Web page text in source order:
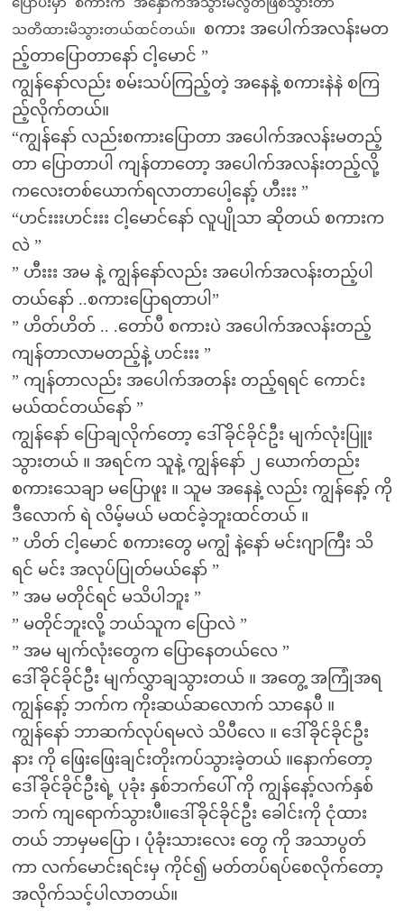
သတိထားမိသွားတယ်ထင်တယ်။ စကား အပေါက်အလန်းမတ
ည့်တာပြောတာနော် ငါ့မောင် ”
ကျွန်နော်လည်း စမ်းသပ်ကြည့်တဲ့ အနေနဲ့ စကားနဲနဲ စကြ
ည့်လိုက်တယ်။
“ကျွန်နော် လည်းစကားပြောတာ အပေါက်အလန်းမတည့်
တာ ပြောတာပါ ကျန်တာတော့ အပေါက်အလန်းတည့်လို့
ကလေးတစ်ယောက်ရလာတာပေါ့နော့် ဟီးးး ”
“ဟင်းးးဟင်းးး ငါ့မောင်နော် လူပျိုသာ ဆိုတယ် စကားက
လဲ ”
” ဟီးးး အမ နဲ့ ကျွန်နော်လည်း အပေါက်အလန်းတည့်ပါ
တယ်နော် ..စကားပြောရတာပါ”
” ဟိတ်ဟိတ် .. .တော်ပီ စကားပဲ အပေါက်အလန်းတည့်
ကျန်တာလာမတည့်နဲ့ ဟင်းးး ”
” ကျန်တာလည်း အပေါက်အတန်း တည့်ရရင် ကောင်း
မယ်ထင်တယ်နော် ”
ကျွန်နော် ပြောချလိုက်တော့ ဒေါ်ခိုင်ခိုင်ဦး မျက်လုံးပြူး
သွားတယ် ။ အရင်က သူနဲ့ ကျွန်နော် ၂ ယောက်တည်း
စကားသေချာ မပြောဖူး ။ သူမ အနေနဲ့ လည်း ကျွန်နော့် ကို
ဒီလောက် ရဲ လိမ့်မယ် မထင်ခဲ့ဘူးထင်တယ် ။
” ဟိတ် ငါ့မောင် စကားတွေ မကျွံ နဲ့နော် မင်းဂျာကြီး သိ
ရင် မင်း အလုပ်ပြုတ်မယ်နော် ”
” အမ မတိုင်ရင် မသိပါဘူး ”
” မတိုင်ဘူးလို့ ဘယ်သူက ပြောလဲ ”
” အမ မျက်လုံးတွေက ပြောနေတယ်လေ ”
ဒေါ်ခိုင်ခိုင်ဦး မျက်လွှာချသွားတယ် ။ အတွေ့ အကြုံအရ
ကျွန်နော့် ဘက်က ကိုးဆယ်ဆလောက် သာနေပီ ။
ကျွန်နော် ဘာဆက်လုပ်ရမလဲ သိပီလေ ။ ဒေါ်ခိုင်ခိုင်ဦး
နား ကို ဖြေးဖြေးချင်းတိုးကပ်သွားခဲ့တယ် ။နောက်တော့
ဒေါ်ခိုင်ခိုင်ဦးရဲ့ ပုခုံး နှစ်ဘက်ပေါ် ကို ကျွန်နော့်လက်နှစ်
ဘက် ကျရောက်သွားပီ။ဒေါ်ခိုင်ခိုင်ဦး ခေါင်းကို ငုံထား
တယ် ဘာမှမပြော ၊ ပုံခုံးသားလေး တွေ ကို အသာပွတ်
ကာ လက်မောင်းရင်းမှ ကိုင်၍ မတ်တပ်ရပ်စေလိုက်တော့
အလိုက်သင့်ပါလာတယ်။